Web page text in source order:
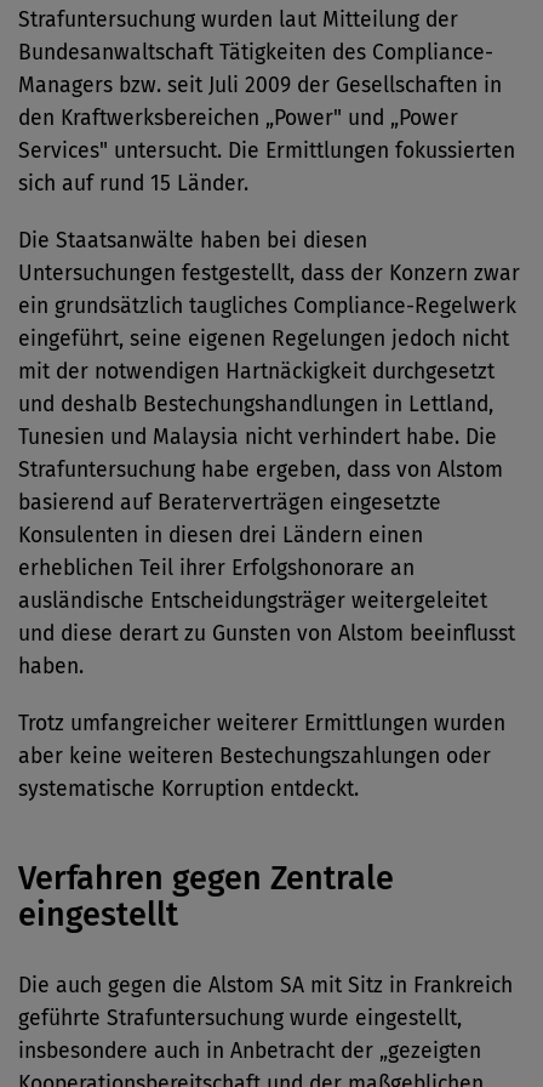
Strafuntersuchung wurden laut Mitteilung der
Bundesanwaltschaft Tätigkeiten des Compliance-
Managers bzw. seit Juli 2009 der Gesellschaften in
den Kraftwerksbereichen „Power" und „Power
Services" untersucht. Die Ermittlungen fokussierten
sich auf rund 15 Länder.
Die Staatsanwälte haben bei diesen
Untersuchungen festgestellt, dass der Konzern zwar
ein grundsätzlich taugliches Compliance-Regelwerk
eingeführt, seine eigenen Regelungen jedoch nicht
mit der notwendigen Hartnäckigkeit durchgesetzt
und deshalb Bestechungshandlungen in Lettland,
Tunesien und Malaysia nicht verhindert habe. Die
Strafuntersuchung habe ergeben, dass von Alstom
basierend auf Beraterverträgen eingesetzte
Konsulenten in diesen drei Ländern einen
erheblichen Teil ihrer Erfolgshonorare an
ausländische Entscheidungsträger weitergeleitet
und diese derart zu Gunsten von Alstom beeinflusst
haben.
Trotz umfangreicher weiterer Ermittlungen wurden
aber keine weiteren Bestechungszahlungen oder
systematische Korruption entdeckt.
Verfahren gegen Zentrale
eingestellt
Die auch gegen die Alstom SA mit Sitz in Frankreich
geführte Strafuntersuchung wurde eingestellt,
insbesondere auch in Anbetracht der „gezeigten